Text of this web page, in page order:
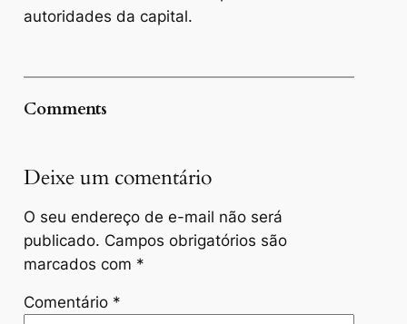
autoridades da capital.
Comments
Deixe um comentário
O seu endereço de e-mail não será
publicado. Campos obrigatórios são
marcados com *
Comentário *